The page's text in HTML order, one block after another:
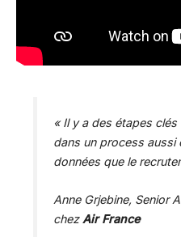
« Il y a des étapes clés
dans un process aussi
données que le
Anne Grjebine, Senior
chez Air France